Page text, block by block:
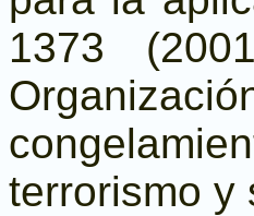
1373
terrorismo y